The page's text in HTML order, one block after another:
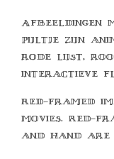
Afbeeldingen
pijltje zijn
rode lijst,
interactieve
Red-framed
movies. Red-
and hand are